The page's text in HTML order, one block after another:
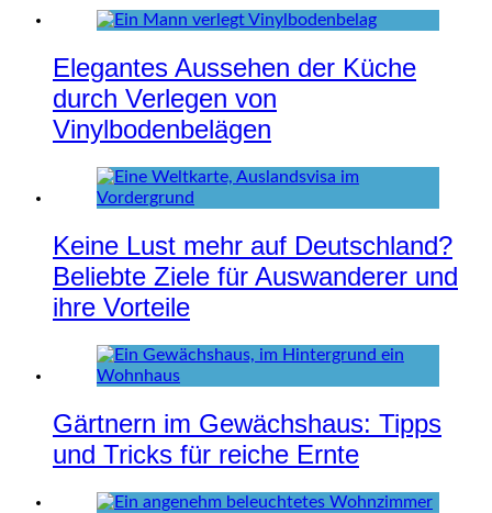
Elegantes Aussehen der Küche
durch Verlegen von
Vinylbodenbelägen
Keine Lust mehr auf Deutschland?
Beliebte Ziele für Auswanderer und
ihre Vorteile
Gärtnern im Gewächshaus: Tipps
und Tricks für reiche Ernte